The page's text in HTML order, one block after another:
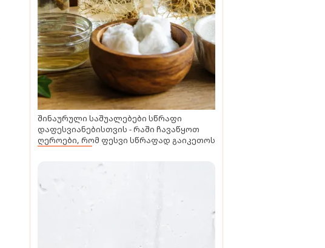
შინაურული საშუალებები სწრაფი
დაფესვიანებისთვის - რაში ჩავაწყოთ
ღეროები, რომ ფესვი სწრაფად გაიკეთოს